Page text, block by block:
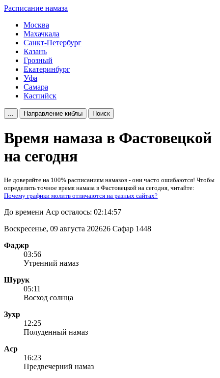
Расписание намаза
Москва
Махачкала
Санкт-Петербург
Казань
Грозный
Екатеринбург
Уфа
Самара
Каспийск
... Направление киблы Поиск
Время намаза в Фастовецкой
на сегодня
Не доверяйте на 100% расписаниям намазов - они часто ошибаются! Чтобы
определить точное время намаза в Фастовецкой на сегодня, читайте:
Почему графики молитв отличаются на разных сайтах?
До времени Аср осталось: 02:14:57
Воскресенье, 09 августа 202626 Сафар 1448
Фаджр
03:56
Утренний намаз
Шурук
05:11
Восход солнца
Зухр
12:25
Полуденный намаз
Аср
16:23
Предвечерний намаз